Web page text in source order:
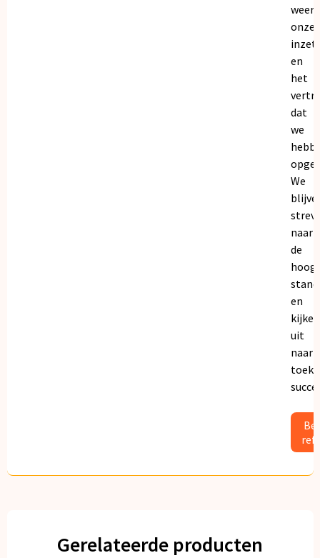
onze
inzet
en
het
dat
we
We
naar
de
en
kijken
uit
naar
Gerelateerde producten